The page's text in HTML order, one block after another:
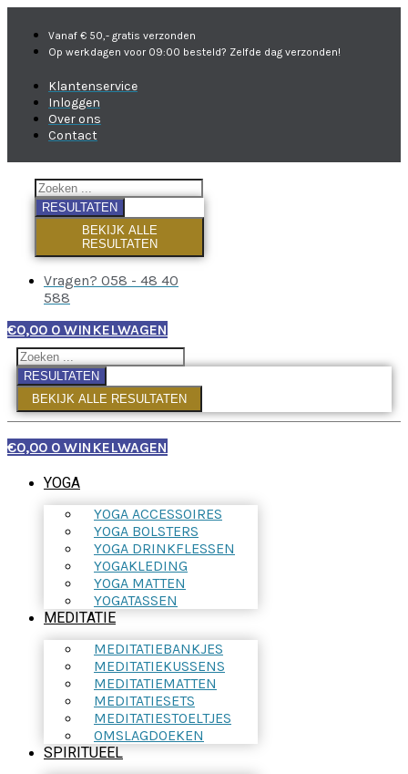
Vanaf € 50,- gratis verzonden
Op werkdagen voor 09:00 besteld? Zelfde dag verzonden!
Klantenservice
Inloggen
Over ons
Contact
RESULTATEN
BEKIJK ALLE
RESULTATEN
Vragen? 058 - 48 40
588
€0,00 0 WINKELWAGEN
RESULTATEN
BEKIJK ALLE RESULTATEN
€0,00 0 WINKELWAGEN
YOGA
YOGA ACCESSOIRES
YOGA BOLSTERS
YOGA DRINKFLESSEN
YOGAKLEDING
YOGA MATTEN
YOGATASSEN
MEDITATIE
MEDITATIEBANKJES
MEDITATIEKUSSENS
MEDITATIEMATTEN
MEDITATIESETS
MEDITATIESTOELTJES
OMSLAGDOEKEN
SPIRITUEEL